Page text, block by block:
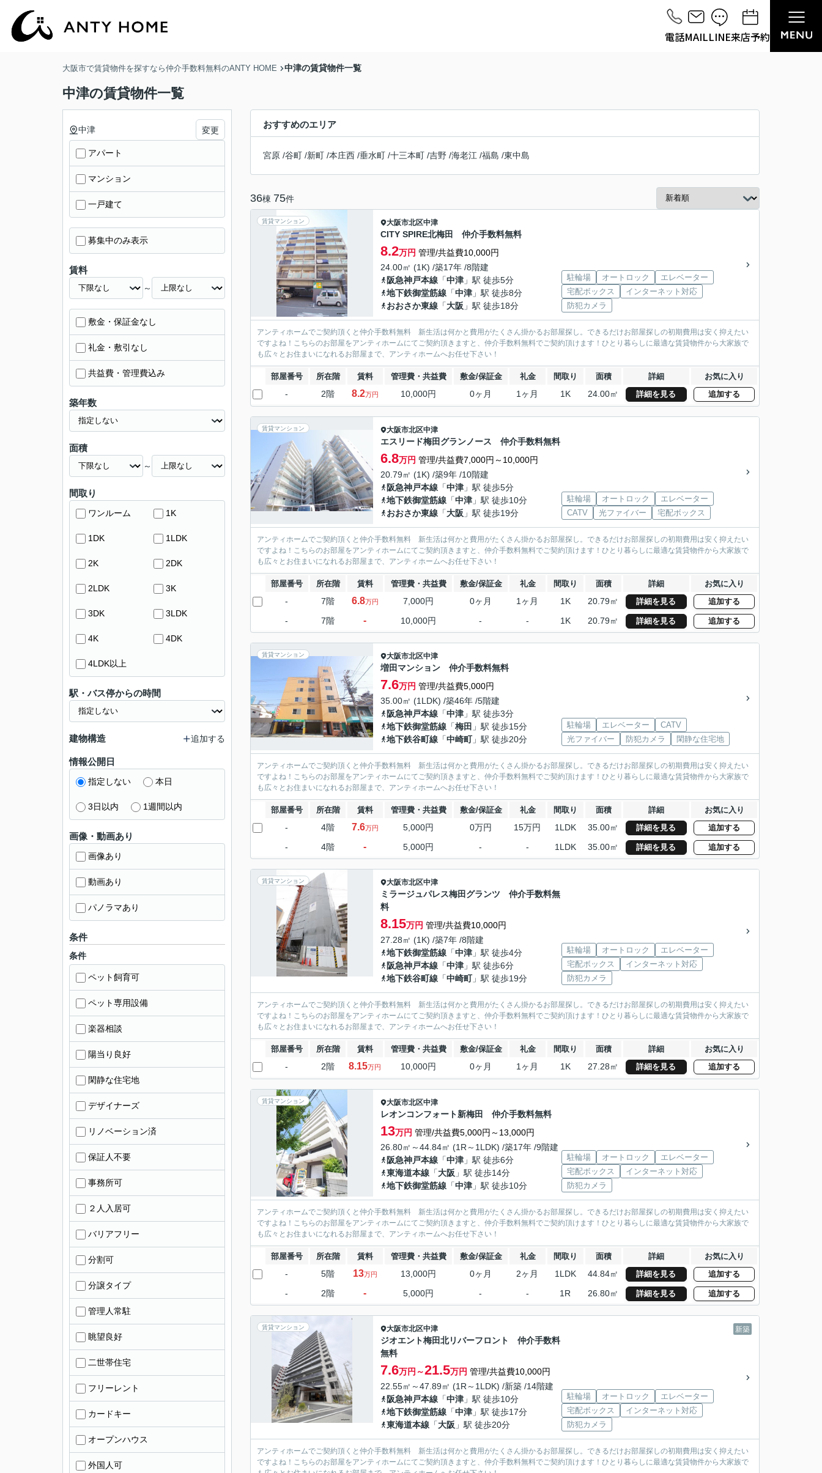
電話MAILLINE来店予約
大阪市で賃貸物件を探すなら仲介手数料無料のANTY HOME 中津の賃貸物件一覧
中津の賃貸物件一覧
おすすめのエリア
宮原 /谷町 /新町 /本庄西 /垂水町 /十三本町 /吉野 /海老江 /福島 /東中島
36棟 75件
賃貸マンション 大阪市北区中津
CITY SPIRE北梅田 仲介手数料無料
8.2万円 管理/共益費10,000円
24.00㎡ (1K) /築17年 /8階建
阪急神戸本線 「中津 」駅 徒歩5分
地下鉄御堂筋線 「中津 」駅 徒歩8分
おおさか東線 「大阪 」駅 徒歩18分
駐輪場 オートロック
エレベーター
宅配ボックス
インターネット対応
防犯カメラ
アンティホームでご契約頂くと仲介手数料無料 新生活は何かと費用がたくさん掛かるお部屋探し。できるだけお部屋探しの初期費用は安く抑えたい
ですよね！こちらのお部屋をアンティホームにてご契約頂きますと、仲介手数料無料でご契約頂けます！ひとり暮らしに最適な賃貸物件から大家族で
も広々とお住まいになれるお部屋まで、アンティホームへお任せ下さい！
部屋番号 所在階 賃料 管理費・共益費 敷金/保証金 礼金 間取り 面積 詳細 お気に入り
- 2階 8.2万円 10,000円 0ヶ月 1ヶ月 1K 24.00㎡ 詳細を見る 追加する
賃貸マンション 大阪市北区中津
エスリード梅田グランノース 仲介手数料無料
6.8万円 管理/共益費7,000円～10,000円
20.79㎡ (1K) /築9年 /10階建
阪急神戸本線 「中津 」駅 徒歩5分
地下鉄御堂筋線 「中津 」駅 徒歩10分
おおさか東線 「大阪 」駅 徒歩19分
駐輪場 オートロック
エレベーター
CATV
光ファイバー 宅配ボックス
アンティホームでご契約頂くと仲介手数料無料 新生活は何かと費用がたくさん掛かるお部屋探し。できるだけお部屋探しの初期費用は安く抑えたい
ですよね！こちらのお部屋をアンティホームにてご契約頂きますと、仲介手数料無料でご契約頂けます！ひとり暮らしに最適な賃貸物件から大家族で
も広々とお住まいになれるお部屋まで、アンティホームへお任せ下さい！
部屋番号 所在階 賃料 管理費・共益費 敷金/保証金 礼金 間取り 面積 詳細 お気に入り
- 7階 6.8万円 7,000円 0ヶ月 1ヶ月 1K 20.79㎡ 詳細を見る 追加する
- 7階 - 10,000円 - - 1K 20.79㎡ 詳細を見る 追加する
賃貸マンション 大阪市北区中津
増田マンション 仲介手数料無料
7.6万円 管理/共益費5,000円
35.00㎡ (1LDK) /築46年 /5階建
阪急神戸本線 「中津 」駅 徒歩3分
地下鉄御堂筋線 「梅田 」駅 徒歩15分
地下鉄谷町線 「中崎町」駅 徒歩20分
駐輪場 エレベーター
CATV
光ファイバー
防犯カメラ 閑静な住宅地
アンティホームでご契約頂くと仲介手数料無料 新生活は何かと費用がたくさん掛かるお部屋探し。できるだけお部屋探しの初期費用は安く抑えたい
ですよね！こちらのお部屋をアンティホームにてご契約頂きますと、仲介手数料無料でご契約頂けます！ひとり暮らしに最適な賃貸物件から大家族で
も広々とお住まいになれるお部屋まで、アンティホームへお任せ下さい！
部屋番号 所在階 賃料 管理費・共益費 敷金/保証金 礼金 間取り 面積 詳細 お気に入り
- 4階 7.6万円 5,000円 0万円 15万円 1LDK 35.00㎡ 詳細を見る 追加する
- 4階 - 5,000円 - - 1LDK 35.00㎡ 詳細を見る 追加する
賃貸マンション 大阪市北区中津
ミラージュパレス梅田グランツ 仲介手数料無
料
8.15万円 管理/共益費10,000円
27.28㎡ (1K) /築7年 /8階建
地下鉄御堂筋線 「中津 」駅 徒歩4分
阪急神戸本線 「中津 」駅 徒歩6分
地下鉄谷町線 「中崎町」駅 徒歩19分
駐輪場 オートロック
エレベーター
宅配ボックス
インターネット対応
防犯カメラ
アンティホームでご契約頂くと仲介手数料無料 新生活は何かと費用がたくさん掛かるお部屋探し。できるだけお部屋探しの初期費用は安く抑えたい
ですよね！こちらのお部屋をアンティホームにてご契約頂きますと、仲介手数料無料でご契約頂けます！ひとり暮らしに最適な賃貸物件から大家族で
も広々とお住まいになれるお部屋まで、アンティホームへお任せ下さい！
部屋番号 所在階 賃料 管理費・共益費 敷金/保証金 礼金 間取り 面積 詳細 お気に入り
- 2階 8.15万円 10,000円 0ヶ月 1ヶ月 1K 27.28㎡ 詳細を見る 追加する
賃貸マンション 大阪市北区中津
レオンコンフォート新梅田 仲介手数料無料
13万円 管理/共益費5,000円～13,000円
26.80㎡～44.84㎡ (1R～1LDK) /築17年 /9階建
阪急神戸本線 「中津 」駅 徒歩6分
東海道本線 「大阪 」駅 徒歩14分
地下鉄御堂筋線 「中津 」駅 徒歩10分
駐輪場 オートロック
エレベーター
宅配ボックス
インターネット対応
防犯カメラ
アンティホームでご契約頂くと仲介手数料無料 新生活は何かと費用がたくさん掛かるお部屋探し。できるだけお部屋探しの初期費用は安く抑えたい
ですよね！こちらのお部屋をアンティホームにてご契約頂きますと、仲介手数料無料でご契約頂けます！ひとり暮らしに最適な賃貸物件から大家族で
も広々とお住まいになれるお部屋まで、アンティホームへお任せ下さい！
部屋番号 所在階 賃料 管理費・共益費 敷金/保証金 礼金 間取り 面積 詳細 お気に入り
- 5階 13万円 13,000円 0ヶ月 2ヶ月 1LDK 44.84㎡ 詳細を見る 追加する
- 2階 - 5,000円 - - 1R 26.80㎡ 詳細を見る 追加する
賃貸マンション 新築
大阪市北区中津
ジオエント梅田北リバーフロント 仲介手数料
無料
7.6万円～21.5万円 管理/共益費10,000円
22.55㎡～47.89㎡ (1R～1LDK) /新築 /14階建
阪急神戸本線 「中津 」駅 徒歩10分
地下鉄御堂筋線 「中津 」駅 徒歩17分
東海道本線 「大阪 」駅 徒歩20分
駐輪場 オートロック
エレベーター
宅配ボックス
インターネット対応
防犯カメラ
アンティホームでご契約頂くと仲介手数料無料 新生活は何かと費用がたくさん掛かるお部屋探し。できるだけお部屋探しの初期費用は安く抑えたい
ですよね！こちらのお部屋をアンティホームにてご契約頂きますと、仲介手数料無料でご契約頂けます！ひとり暮らしに最適な賃貸物件から大家族で
中津 変更
アパート
マンション
一戸建て
募集中のみ表示
賃料
～
敷金・保証金なし
礼金・敷引なし
共益費・管理費込み
築年数
面積
～
間取り
ワンルーム 1K
1DK 1LDK
2K 2DK
2LDK 3K
3DK 3LDK
4K 4DK
4LDK以上
駅・バス停からの時間
建物構造 追加する
情報公開日
指定しない 本日
3日以内 1週間以内
画像・動画あり
画像あり
動画あり
パノラマあり
条件
条件
ペット飼育可
ペット専用設備
楽器相談
陽当り良好
閑静な住宅地
デザイナーズ
リノベーション済
保証人不要
事務所可
２人入居可
バリアフリー
分割可
分譲タイプ
管理人常駐
眺望良好
二世帯住宅
フリーレント
カードキー
オープンハウス
外国人可